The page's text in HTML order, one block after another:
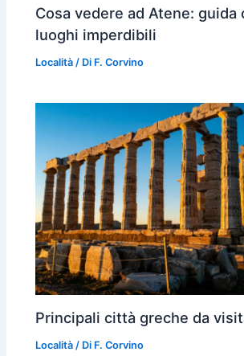
Cosa vedere ad Atene: guida
luoghi imperdibili
Località / Di F. Corvino
Principali città greche da
Località / Di F. Corvino